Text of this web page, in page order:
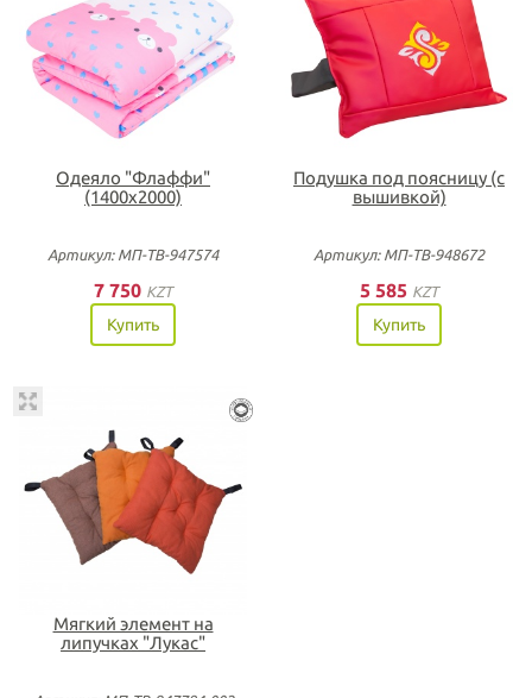
Одеяло "Флаффи"
(1400х2000)
Артикул: МП-ТВ-947574
7 750 KZT
Купить
Подушка под поясницу (с
вышивкой)
Артикул: МП-ТВ-948672
5 585 KZT
Купить
Мягкий элемент на
липучках "Лукас"